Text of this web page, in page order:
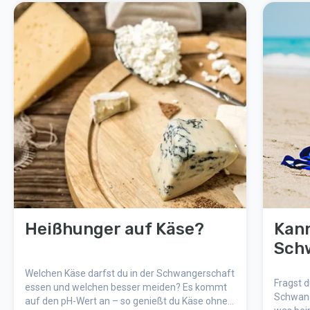
Heißhunger auf Käse?
Welchen Käse darfst du in der Schwangerschaft
essen und welchen besser meiden? Es kommt
auf den pH-Wert an – so genießt du Käse ohne
Fragst